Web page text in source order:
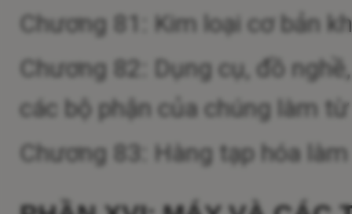
Chương 81: Kim loại cơ bản
Chương 82: Dụng cụ, đồ
các bộ phận của chúng làm
Chương 83: Hàng tạp hóa